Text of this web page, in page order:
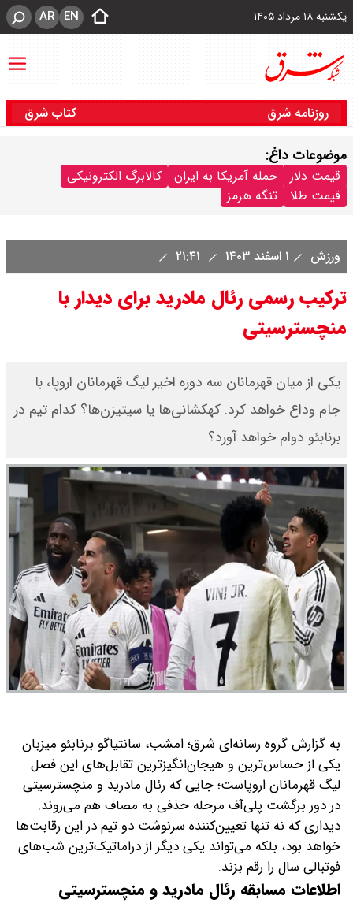
یکشنبه ۱۸ مرداد ۱۴۰۵ EN
AR
روزنامه شرق کتاب شرق
موضوعات داغ:
قیمت دلار حمله آمریکا به ایران
کالابرگ الکترونیکی
قیمت طلا
تنگه هرمز
ورزش ۱ اسفند ۱۴۰۳
ترکیب رسمی رئال مادرید برای دیدار با
منچسترسیتی
یکی از میان قهرمانان سه دوره اخیر لیگ قهرمانان اروپا، با
جام وداع خواهد کرد. کهکشانی‌ها یا سیتیزن‌ها؟ کدام تیم در
برنابئو دوام خواهد آورد؟
به گزارش گروه رسانه‌ای شرق؛ امشب، سانتیاگو برنابئو میزبان
یکی از حساس‌ترین و هیجان‌انگیزترین تقابل‌های این فصل
لیگ قهرمانان اروپاست؛ جایی که رئال مادرید و منچسترسیتی
در دور برگشت پلی‌آف مرحله حذفی به مصاف هم می‌روند.
دیداری که نه تنها تعیین‌کننده سرنوشت دو تیم در این رقابت‌ها
خواهد بود، بلکه می‌تواند یکی دیگر از دراماتیک‌ترین شب‌های
فوتبالی سال را رقم بزند.
اطلاعات مسابقه رئال مادرید و منچسترسیتی